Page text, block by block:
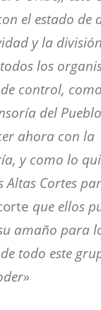
el estado de
y la
los
control,
del
ahora con la
y como lo
Altas Cortes
que ellos
amaño para
todo este